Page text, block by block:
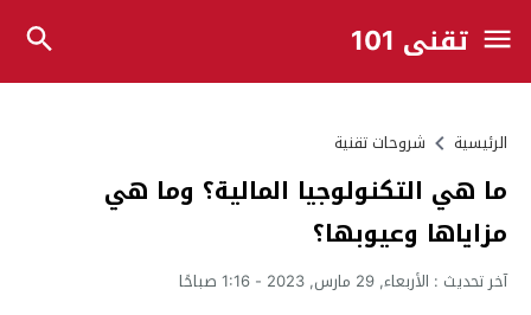
تقني 101
الرئيسية شروحات تقنية
ما هي التكنولوجيا المالية؟ وما هي
مزاياها وعيوبها؟
آخر تحديث : الأربعاء, 29 مارس, 2023 - 1:16 صباحًا